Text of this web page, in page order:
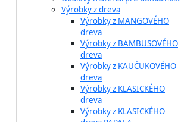
Výrobky z dreva
Výrobky z MANGOVÉHO
dreva
Výrobky z BAMBUSOVÉHO
dreva
Výrobky z KAUČUKOVÉHO
dreva
Výrobky z KLASICKÉHO
dreva
Výrobky z KLASICKÉHO